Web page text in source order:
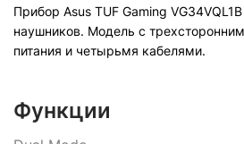
Прибор Asus TUF Gaming
наушников. Модель с
питания и четырьмя кабелями.
Функции